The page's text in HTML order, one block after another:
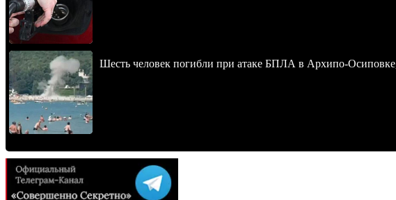
Шесть человек погибли при атаке БПЛА в Архипо-